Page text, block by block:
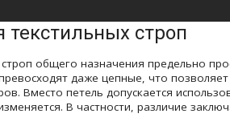
текстильных строп
общего назначения предельно
даже цепные, что позволяет
Вместо петель допускается
В частности, различие